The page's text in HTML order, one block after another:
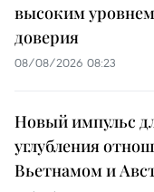
высоким
доверия
08/08/2026 08:23
Новый импульс
углубления
Вьетнамом и